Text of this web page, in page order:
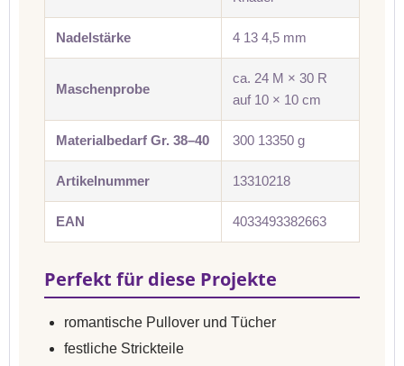
Nadelstärke 4 13 4,5 mm
Maschenprobe
ca. 24 M × 30 R
auf 10 × 10 cm
Materialbedarf Gr. 38–40 300 13350 g
Artikelnummer 13310218
EAN 4033493382663
Perfekt für diese Projekte
romantische Pullover und Tücher
festliche Strickteile